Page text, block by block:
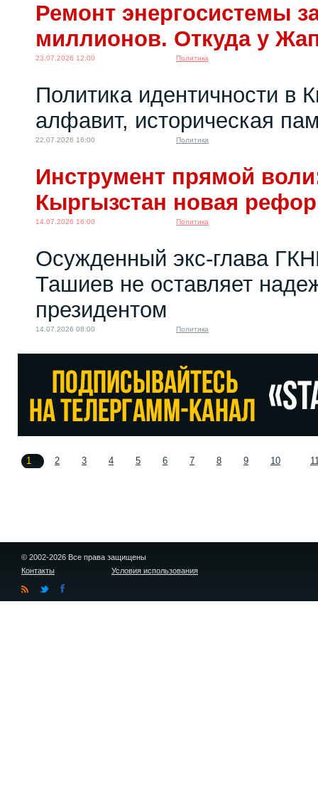
Ремонт энергосистемы
миллионов. Откуда у
23.07.2026 12:00 Политика
Политика идентичности в
алфавит, историческая
22.07.2026 16:00 Политика
Инструмент прямой
Кыргызстан новая
14.07.2026 16:00 Политика
Осужденный экс-глава
Ташиев не оставляет
президентом
14.07.2026 08:00 Политика
1 2 3 4 5 6 7 8 9 10
© 2002-2026 Все права защищены
Контакты
Условия использования